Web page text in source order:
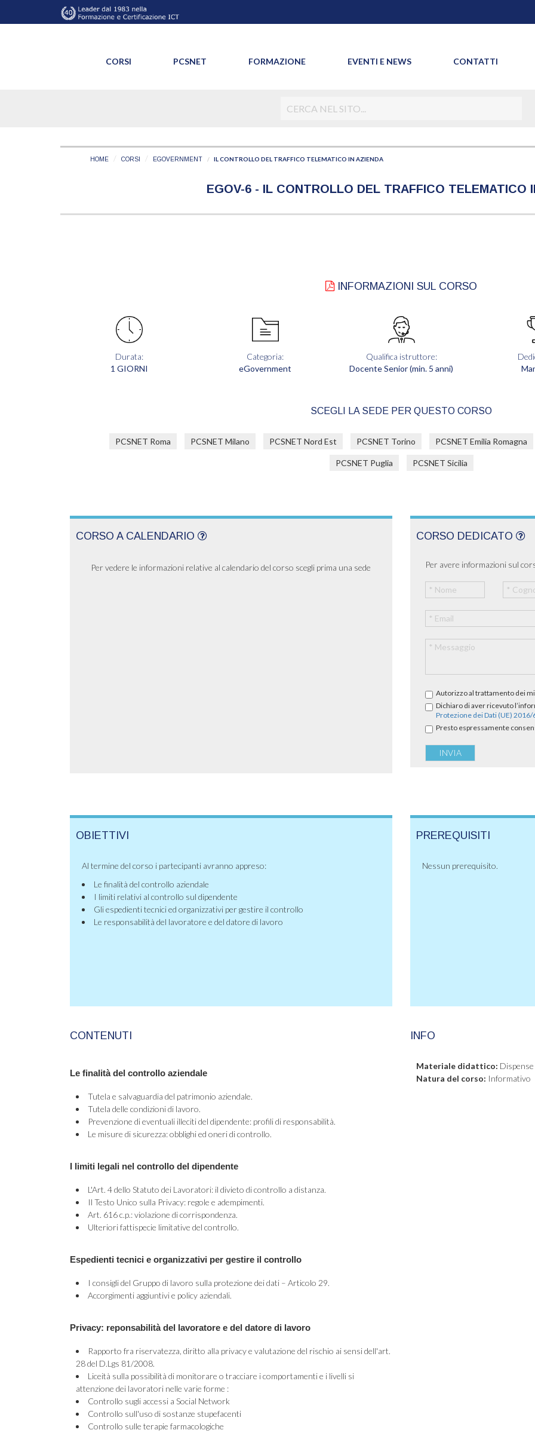
CORSI PCSNET FORMAZIONE EVENTI E NEWS CONTATTI
HOME CORSI EGOVERNMENT IL CONTROLLO DEL TRAFFICO TELEMATICO IN AZIENDA
EGOV-6 - IL CONTROLLO DEL TRAFFICO TELEMATICO
INFORMAZIONI SUL CORSO
Durata:
1 GIORNI
Categoria:
eGovernment
Qualifica istruttore:
Docente Senior (min. 5 anni)
SCEGLI LA SEDE PER QUESTO CORSO
PCSNET Roma PCSNET Milano PCSNET Nord Est PCSNET Torino PCSNET Emilia Romagna
PCSNET Puglia PCSNET Sicilia
CORSO A CALENDARIO
Per vedere le informazioni relative al calendario del corso scegli prima una sede
CORSO DEDICATO
Per avere informazioni sul
Autorizzo al trattamento dei
Dichiaro di aver ricevuto
Protezione dei Dati (UE) 2016/
Presto espressamente
OBIETTIVI
Al termine del corso i partecipanti avranno appreso:
Le finalità del controllo aziendale
I limiti relativi al controllo sul dipendente
Gli espedienti tecnici ed organizzativi per gestire il controllo
Le responsabilità del lavoratore e del datore di lavoro
PREREQUISITI
Nessun prerequisito.
CONTENUTI
Le finalità del controllo aziendale
Tutela e salvaguardia del patrimonio aziendale.
Tutela delle condizioni di lavoro.
Prevenzione di eventuali illeciti del dipendente: profili di responsabilità.
Le misure di sicurezza: obblighi ed oneri di controllo.
I limiti legali nel controllo del dipendente
L'Art. 4 dello Statuto dei Lavoratori: il divieto di controllo a distanza.
Il Testo Unico sulla Privacy: regole e adempimenti.
Art. 616 c.p.: violazione di corrispondenza.
Ulteriori fattispecie limitative del controllo.
Espedienti tecnici e organizzativi per gestire il controllo
I consigli del Gruppo di lavoro sulla protezione dei dati – Articolo 29.
Accorgimenti aggiuntivi e policy aziendali.
Privacy: reponsabilità del lavoratore e del datore di lavoro
Rapporto fra riservatezza, diritto alla privacy e valutazione del rischio ai sensi dell'art.
28 del D.Lgs 81/2008.
Liceità sulla possibilità di monitorare o tracciare i comportamenti e i livelli si
attenzione dei lavoratori nelle varie forme :
Controllo sugli accessi a Social Network
Controllo sull'uso di sostanze stupefacenti
Controllo sulle terapie farmacologiche
INFO
Materiale didattico:
Natura del corso: Informativo